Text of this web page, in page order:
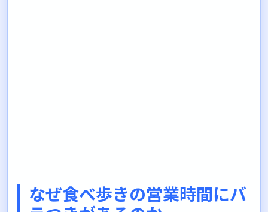
なぜ食べ歩きの営業時間にバ